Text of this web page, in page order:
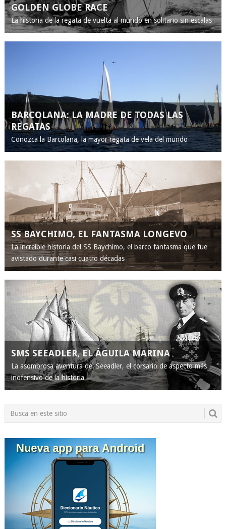
GOLDEN GLOBE RACE
La historia de la regata de vuelta al mundo en solitario sin escalas
BARCOLANA: LA MADRE DE TODAS LAS
REGATAS
Conozca la Barcolana, la mayor regata de vela del mundo
SS BAYCHIMO, EL FANTASMA LONGEVO
La increíble historia del SS Baychimo, el barco fantasma que fue
avistado durante casi cuatro décadas
SMS SEEADLER, EL ÁGUILA MARINA
La asombrosa aventura del Seeadler, el corsario de aspecto más
inofensivo de la historia